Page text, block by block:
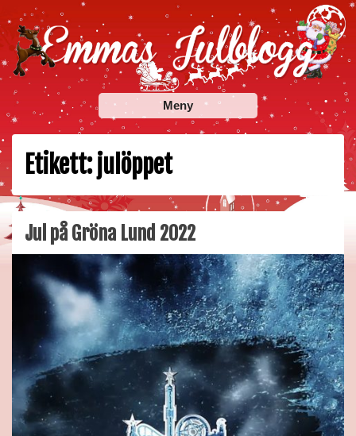
Skip
to
content
Emmas Julblogg
Julbloggar om julnyheter, julklappstips, julkalendrar,
adventskalendrar , julpyssel och julrecept!
Meny
Etikett:julöppet
Jul på Gröna Lund 2022